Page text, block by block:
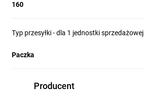
160
Typ przesyłki - dla 1 jednostki sprzedażowej
Paczka
Producent